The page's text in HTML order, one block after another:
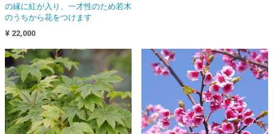
の縁に紅が入り、一才性のため若木
のうちから花をつけます
¥ 22,000